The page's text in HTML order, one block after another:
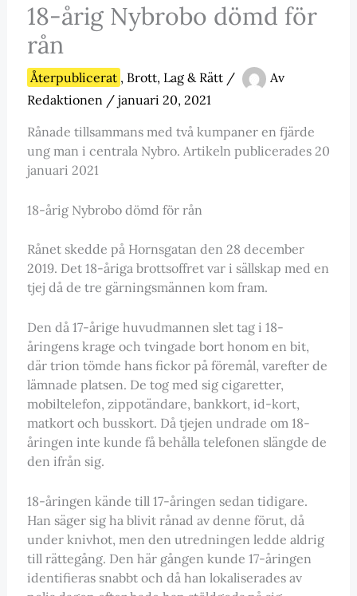
18-årig Nybrobo dömd för
rån
Återpublicerat , Brott, Lag & Rätt/
Av
Redaktionen / januari 20, 2021
Rånade tillsammans med två kumpaner en fjärde
ung man i centrala Nybro. Artikeln publicerades 20
januari 2021
18-årig Nybrobo dömd för rån
Rånet skedde på Hornsgatan den 28 december
2019. Det 18-åriga brottsoffret var i sällskap med en
tjej då de tre gärningsmännen kom fram.
Den då 17-årige huvudmannen slet tag i 18-
åringens krage och tvingade bort honom en bit,
där trion tömde hans fickor på föremål, varefter de
lämnade platsen. De tog med sig cigaretter,
mobiltelefon, zippotändare, bankkort, id-kort,
matkort och busskort. Då tjejen undrade om 18-
åringen inte kunde få behålla telefonen slängde de
den ifrån sig.
18-åringen kände till 17-åringen sedan tidigare.
Han säger sig ha blivit rånad av denne förut, då
under knivhot, men den utredningen ledde aldrig
till rättegång. Den här gången kunde 17-åringen
identifieras snabbt och då han lokaliserades av